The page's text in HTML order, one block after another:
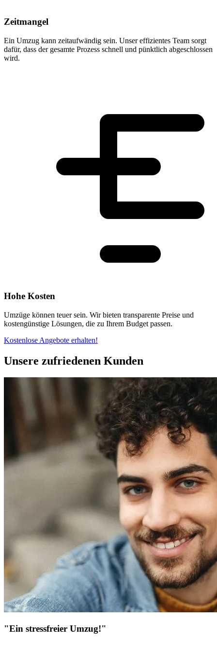
Zeitmangel
Ein Umzug kann zeitaufwändig sein. Unser effizientes Team sorgt
dafür, dass der gesamte Prozess schnell und pünktlich abgeschlossen
wird.
Hohe Kosten
Umzüge können teuer sein. Wir bieten transparente Preise und
kostengünstige Lösungen, die zu Ihrem Budget passen.
Kostenlose Angebote erhalten!
Unsere zufriedenen Kunden
"Ein stressfreier Umzug!"